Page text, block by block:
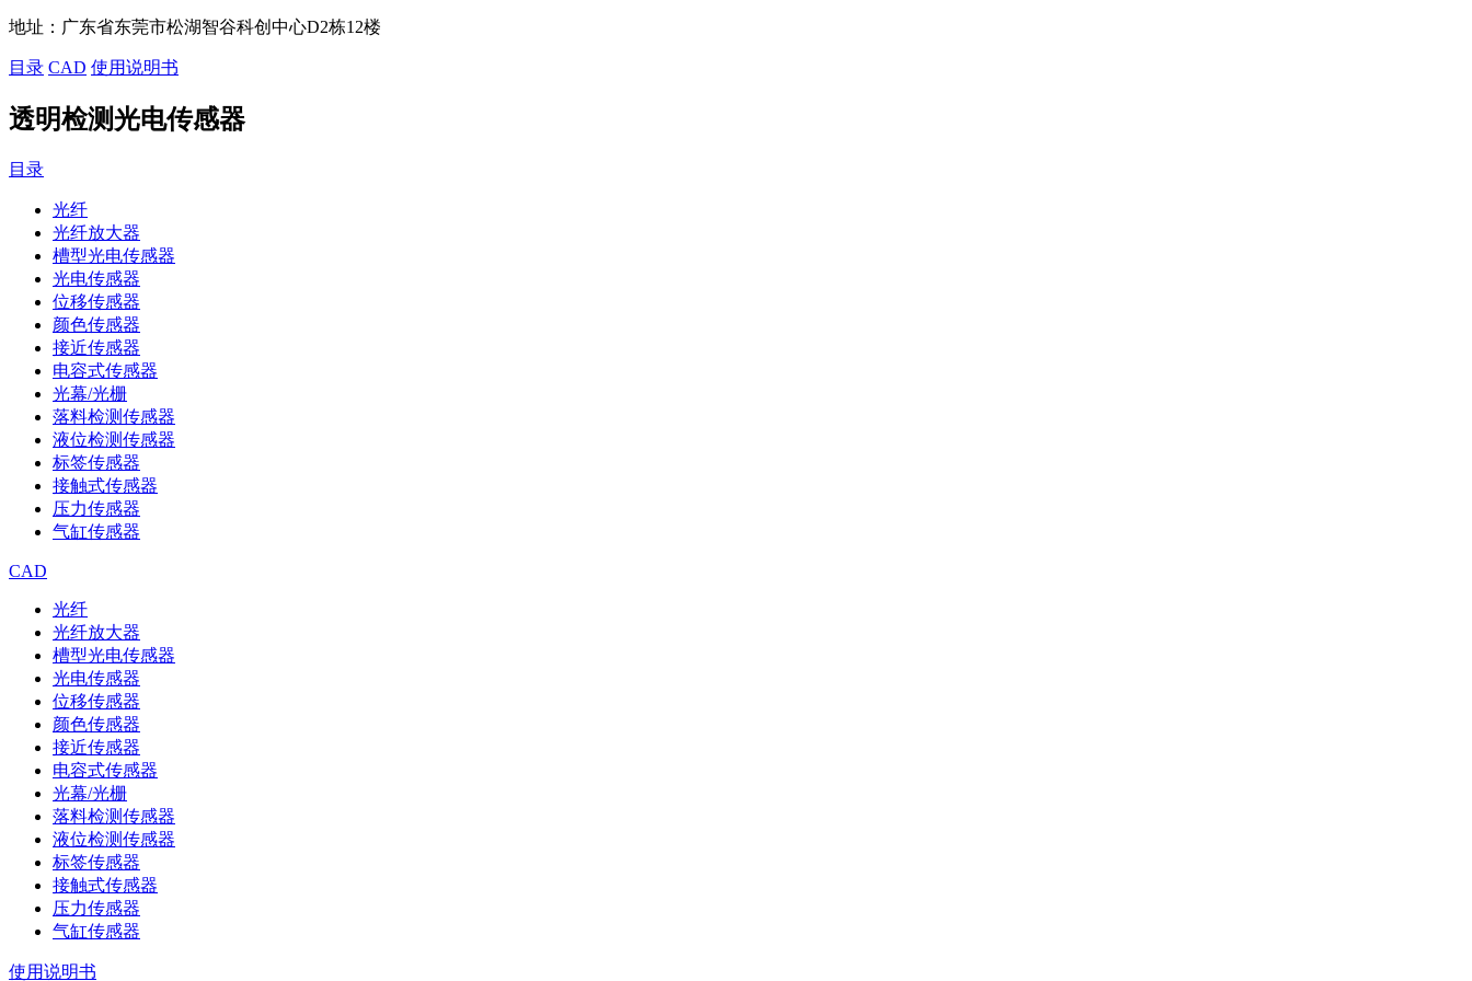
地址： 广东省东莞市松湖智谷科创中心D2栋12楼
目录 CAD 使用说明书
透明检测光电传感器
目录
光纤
光纤放大器
槽型光电传感器
光电传感器
位移传感器
颜色传感器
接近传感器
电容式传感器
光幕/光栅
落料检测传感器
液位检测传感器
标签传感器
接触式传感器
压力传感器
气缸传感器
CAD
光纤
光纤放大器
槽型光电传感器
光电传感器
位移传感器
颜色传感器
接近传感器
电容式传感器
光幕/光栅
落料检测传感器
液位检测传感器
标签传感器
接触式传感器
压力传感器
气缸传感器
使用说明书